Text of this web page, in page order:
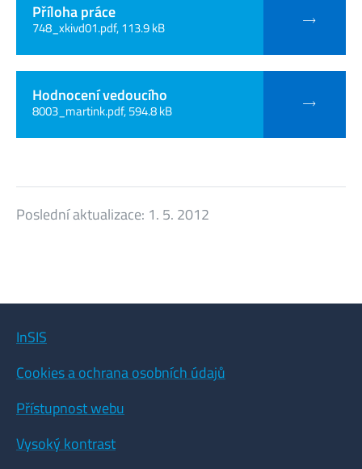
Příloha práce
748_xkivd01.pdf, 113.9 kB
Hodnocení vedoucího
8003_martink.pdf, 594.8 kB
Poslední aktualizace: 1. 5. 2012
InSIS
Cookies a ochrana osobních údajů
Přístupnost webu
Vysoký kontrast